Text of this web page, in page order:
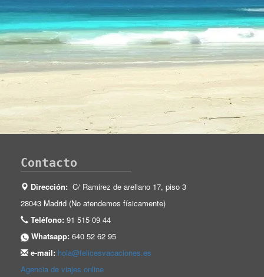
Contacto
Dirección: C/ Ramirez de arellano 17, piso 3
28043 Madrid (No atendemos físicamente)
Teléfono: 91 515 09 44
Whatsapp: 640 52 62 95
e-mail: hola@felicesvacaciones.es
Agencia de viajes online